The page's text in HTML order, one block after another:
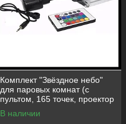
Комплект "Звёздное небо"
для паровых комнат (с
пультом, 165 точек, проектор
5W, эффект смены и
фиксации цвета)
В наличии